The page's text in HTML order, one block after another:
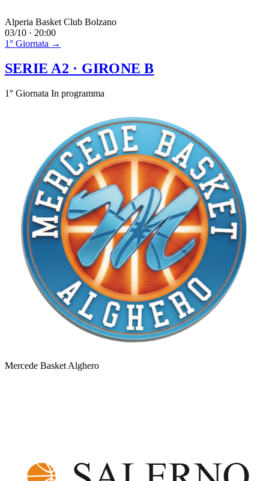
Alperia Basket Club Bolzano
03/10 · 20:00
1° Giornata →
SERIE A2 · GIRONE B
1° Giornata In programma
Mercede Basket Alghero